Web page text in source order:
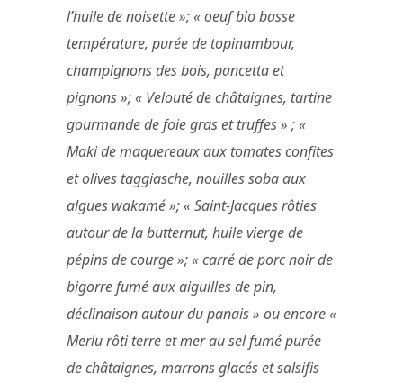
l’huile de noisette »; « oeuf bio basse
température, purée de topinambour,
champignons des bois, pancetta et
pignons »; « Velouté de châtaignes, tartine
gourmande de foie gras et truffes » ; «
Maki de maquereaux aux tomates confites
et olives taggiasche, nouilles soba aux
algues wakamé »; « Saint-Jacques rôties
autour de la butternut, huile vierge de
pépins de courge »; « carré de porc noir de
bigorre fumé aux aiguilles de pin,
déclinaison autour du panais » ou encore «
Merlu rôti terre et mer au sel fumé purée
de châtaignes, marrons glacés et salsifis